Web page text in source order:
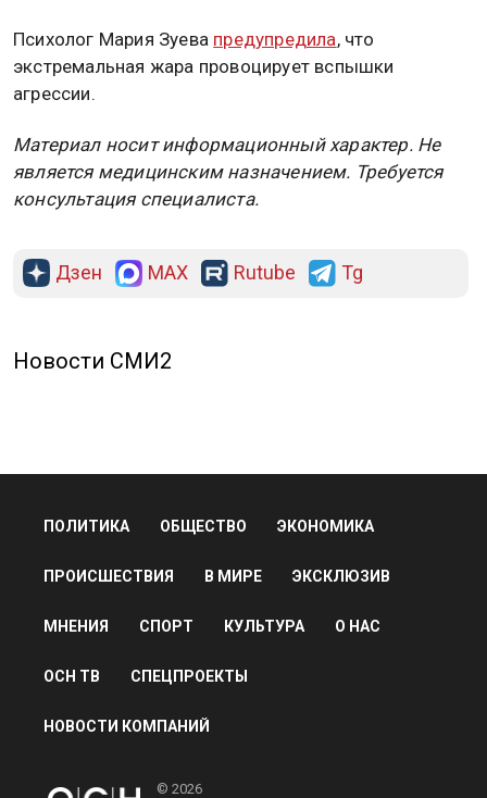
Психолог Мария Зуева предупредила, что
экстремальная жара провоцирует вспышки
агрессии.
Материал носит информационный характер. Не
является медицинским назначением. Требуется
консультация специалиста.
Дзен MAX Rutube Tg
Новости СМИ2
ПОЛИТИКА ОБЩЕСТВО ЭКОНОМИКА
ПРОИСШЕСТВИЯ В МИРЕ ЭКСКЛЮЗИВ
МНЕНИЯ СПОРТ КУЛЬТУРА О НАС
ОСН ТВ СПЕЦПРОЕКТЫ
НОВОСТИ КОМПАНИЙ
© 2026